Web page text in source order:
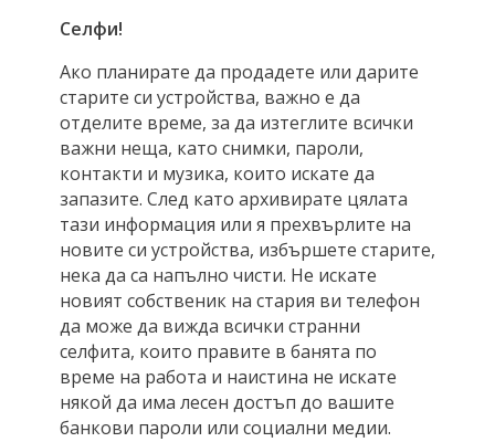
Селфи!
Ако планирате да продадете или дарите
старите си устройства, важно е да
отделите време, за да изтеглите всички
важни неща, като снимки, пароли,
контакти и музика, които искате да
запазите. След като архивирате цялата
тази информация или я прехвърлите на
новите си устройства, избършете старите,
нека да са напълно чисти. Не искате
новият собственик на стария ви телефон
да може да вижда всички странни
селфита, които правите в банята по
време на работа и наистина не искате
някой да има лесен достъп до вашите
банкови пароли или социални медии.